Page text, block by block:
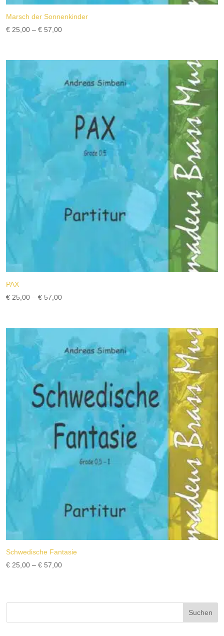
Marsch der Sonnenkinder
€ 25,00 – € 57,00Preisspanne:
PAX
€ 25,00 – € 57,00Preisspanne:
Schwedische Fantasie
€ 25,00 – € 57,00Preisspanne:
Suchen